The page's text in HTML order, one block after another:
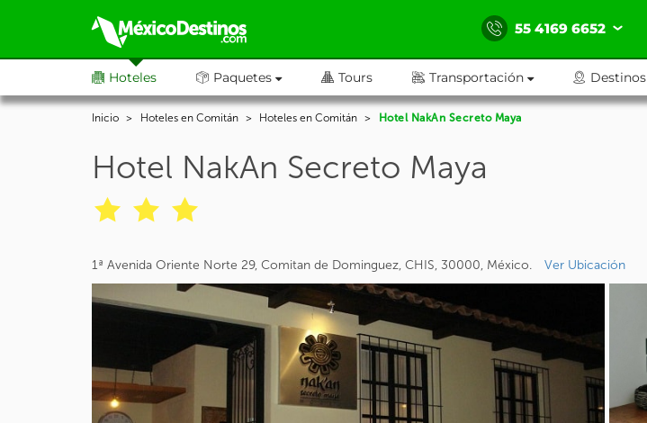
55 4169 6652
Hoteles Paquetes Tours Transportación Destinos
Inicio Hoteles en Comitán Hoteles en Comitán Hotel NakAn Secreto Maya
Hotel NakAn Secreto Maya
1ª Avenida Oriente Norte 29, Comitan de Dominguez, CHIS, 30000, México. Ver Ubicación